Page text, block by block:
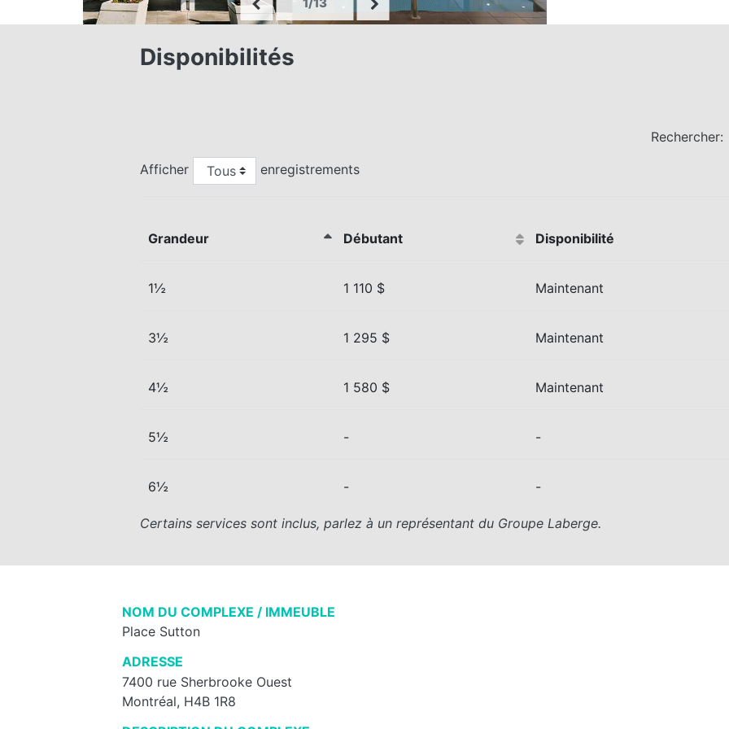
Disponibilités
Rechercher:
Afficher enregistrements
Grandeur Débutant Disponibilité
1½ 1 110 $ Maintenant
3½ 1 295 $ Maintenant
4½ 1 580 $ Maintenant
5½ - -
6½ - -
Certains services sont inclus, parlez à un représentant du Groupe Laberge.
NOM DU COMPLEXE / IMMEUBLE
Place Sutton
ADRESSE
7400 rue Sherbrooke Ouest
Montréal, H4B 1R8